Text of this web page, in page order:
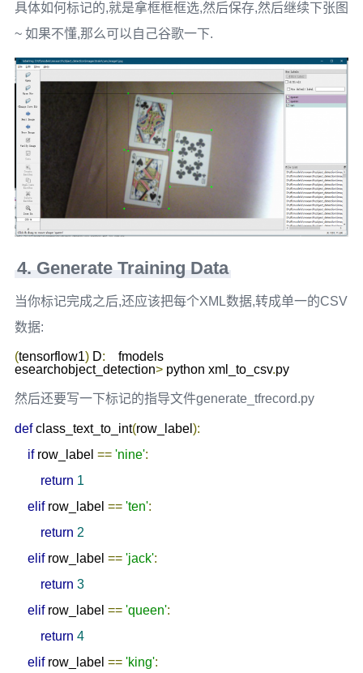
具体如何标记的,就是拿框框框选,然后保存,然后继续下张图
~ 如果不懂,那么可以自己谷歌一下.
4. Generate Training Data
当你标记完成之后,还应该把每个XML数据,转成单一的CSV
数据:
(tensorflow1) D:
esearchobject_detection> python xml_to_csv.py
然后还要写一下标记的指导文件generate_tfrecord.py
def class_text_to_int(row_label ):
if row_label == 'nine':
return 1
elif row_label == 'ten':
return 2
elif row_label == 'jack':
return 3
elif row_label == 'queen':
return 4
elif row_label == 'king':